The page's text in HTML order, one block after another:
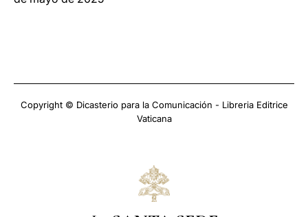
Copyright © Dicasterio para la Comunicación - Libreria Editrice
Vaticana